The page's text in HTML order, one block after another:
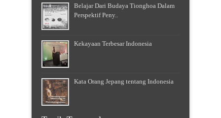
Belajar Dari Budaya Tionghoa Dalam
Perspektif Peny..
Kekayaan Terbesar Indonesia
Kata Orang Jepang tentang Indonesia